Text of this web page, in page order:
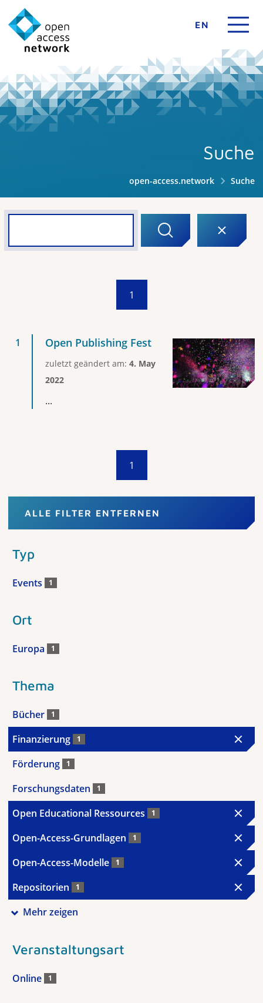
EN
Suche
open-access.network Suche
1
Open Publishing Fest
zuletzt geändert am: 4. May
2022
...
1
ALLE FILTER ENTFERNEN
Typ
Events 1
Ort
Europa 1
Thema
Bücher 1
Finanzierung 1
Förderung 1
Forschungsdaten 1
Open Educational Ressources 1
Open-Access-Grundlagen 1
Open-Access-Modelle 1
Repositorien 1
Mehr zeigen
Veranstaltungsart
Online 1